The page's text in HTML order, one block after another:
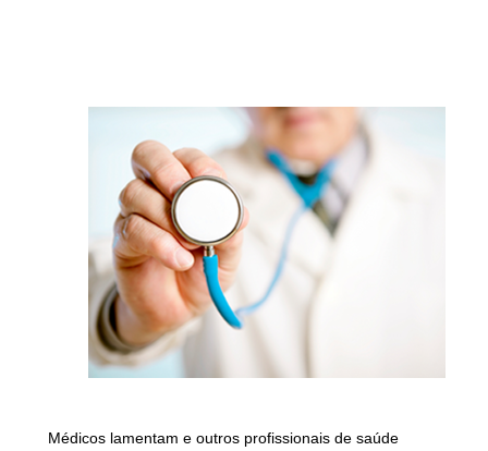
Médicos lamentam e outros profissionais de saúde